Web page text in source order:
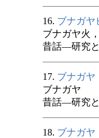
16. ブナガヤ
ブナガヤ火
昔話―研究
17. ブナガヤ
ブナガヤ
昔話―研究
18. ブナガヤ